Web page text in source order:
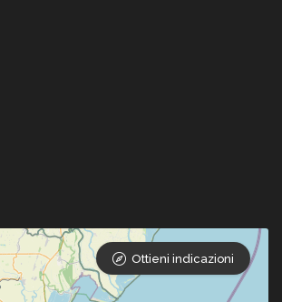
Ottieni indicazioni